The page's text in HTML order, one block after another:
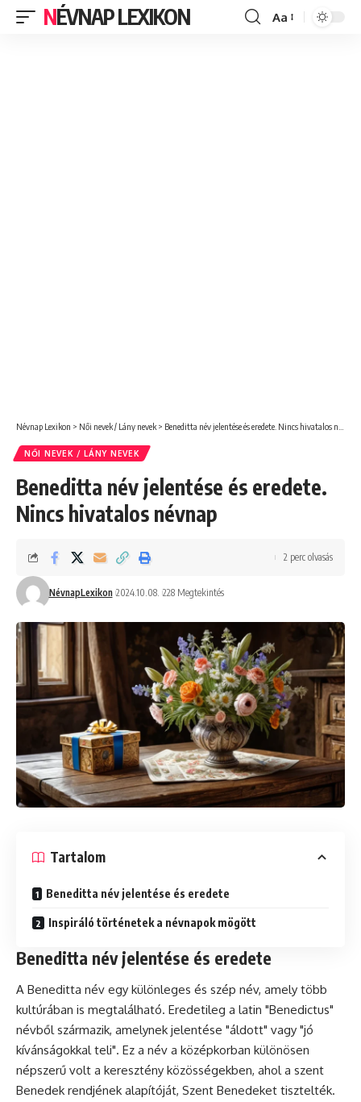
NÉVNAP LEXIKON
Font
Aa
Névnap Lexikon > Női nevek / Lány nevek > Beneditta név jelentése és eredete. Nincs hivatalos névnap
NŐI NEVEK / LÁNY NEVEK
Beneditta név jelentése és eredete.
Nincs hivatalos névnap
NévnapLexikon 2024.10.08. 228 Megtekintés
2 perc olvasás
Tartalom
Beneditta név jelentése és eredete
Inspiráló történetek a névnapok mögött
Beneditta név jelentése és eredete
A Beneditta név egy különleges és szép név, amely több
kultúrában is megtalálható. Eredetileg a latin "Benedictus"
névből származik, amelynek jelentése "áldott" vagy "jó
kívánságokkal teli". Ez a név a középkorban különösen
népszerű volt a keresztény közösségekben, ahol a szent
Benedek rendjének alapítóját, Szent Benedeket tisztelték.